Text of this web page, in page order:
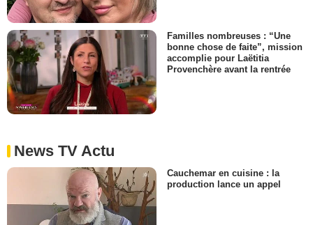
Familles nombreuses : “Une
bonne chose de faite”, mission
accomplie pour Laëtitia
Provenchère avant la rentrée
News TV Actu
Cauchemar en cuisine : la
production lance un appel